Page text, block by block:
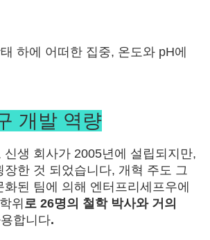
하에 어떠한 집중, 온도와 pH에
개발 역량
신생 회사가 2005년에 설립되지만,
장한 것 되었습니다, 개혁 주도 그
된 팀에 의해 엔터프리세프우에
위 로 26명의 철학 박사와 거의
합니다.